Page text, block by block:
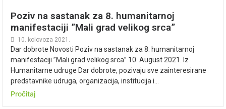
Poziv na sastanak za 8. humanitarnoj
manifestaciji ”Mali grad velikog srca”
10. kolovoza 2021.
Dar dobrote Novosti Poziv na sastanak za 8. humanitarnoj
manifestaciji ”Mali grad velikog srca” 10. August 2021. Iz
Humanitarne udruge Dar dobrote, pozivaju sve zainteresirane
predstavnike udruga, organizacija, institucija i...
Pročitaj